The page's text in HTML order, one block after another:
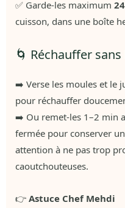
✅ Garde-les maximum
cuisson, dans une boîte
🌀 Réchauffer
➡️ Verse les moules et le
pour réchauffer
➡️ Ou remet-les 1–2 min
fermée pour conserver
attention à ne pas trop
caoutchouteuses.
👉 Astuce Chef Mehdi